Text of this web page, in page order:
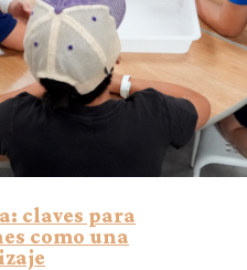
claves para
como una